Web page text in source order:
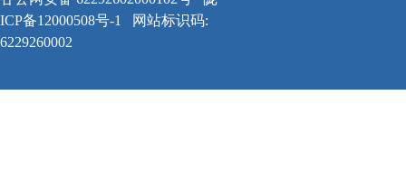
ICP备12000508号-1
网站标识码:
6229260002